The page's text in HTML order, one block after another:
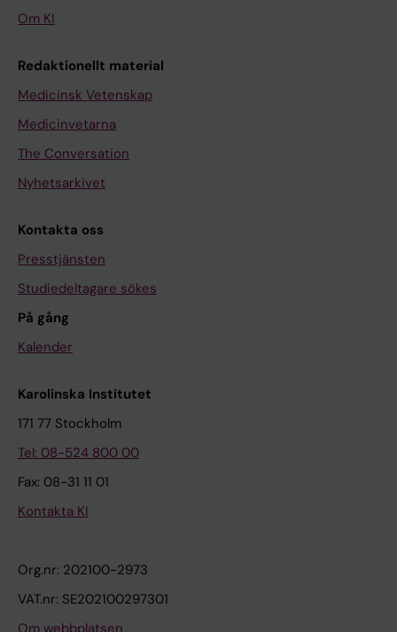
Om KI
Redaktionellt material
Medicinsk Vetenskap
Medicinvetarna
The Conversation
Nyhetsarkivet
Kontakta oss
Presstjänsten
Studiedeltagare sökes
På gång
Kalender
Karolinska Institutet
171 77 Stockholm
Tel: 08-524 800 00
Fax: 08-31 11 01
Kontakta KI
Org.nr: 202100-2973
VAT.nr: SE202100297301